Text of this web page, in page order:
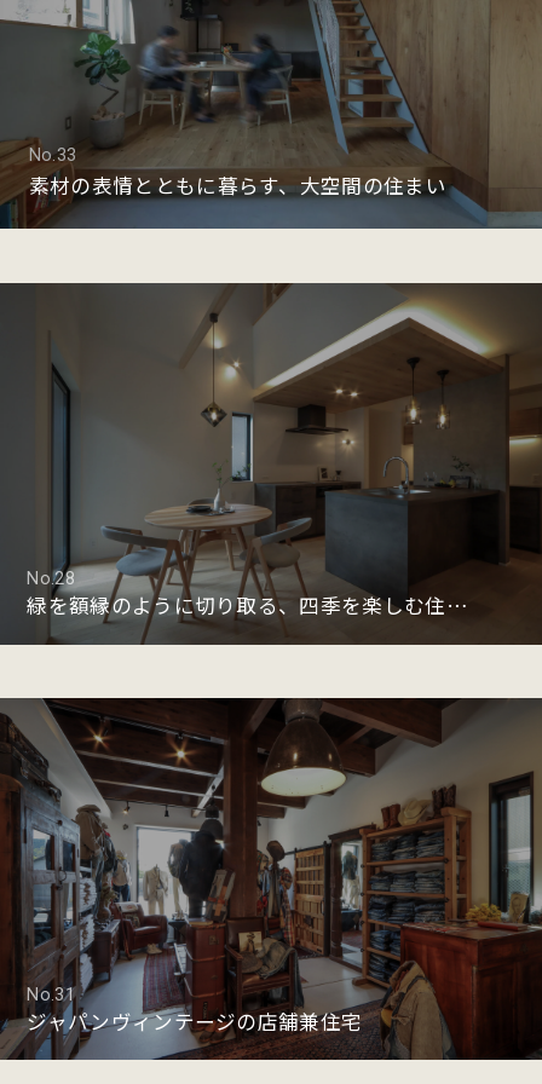
No.33
素材の表情とともに暮らす、大空間の住まい
No.28
緑を額縁のように切り取る、四季を楽しむ住まい
No.31
ジャパンヴィンテージの店舗兼住宅